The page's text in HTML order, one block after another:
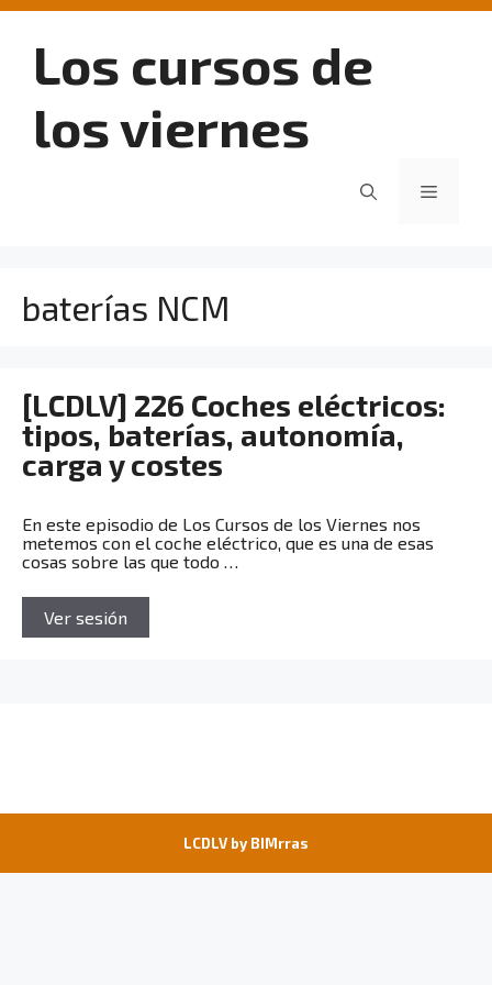
Saltar
contenidoLos cursos de
los viernes
Menú
baterías NCM
[LCDLV] 226 Coches eléctricos:
tipos, baterías, autonomía,
carga y costes
En este episodio de Los Cursos de los Viernes nos
metemos con el coche eléctrico, que es una de esas
cosas sobre las que todo …
Ver sesión
LCDLV by BIMrras